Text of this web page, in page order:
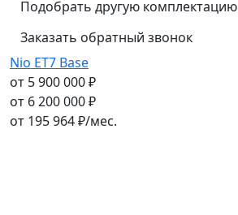
Подобрать другую комплектацию
Заказать обратный звонок
Nio ET7 Base
от 5 900 000 ₽
от 6 200 000 ₽
от 195 964₽/мес.